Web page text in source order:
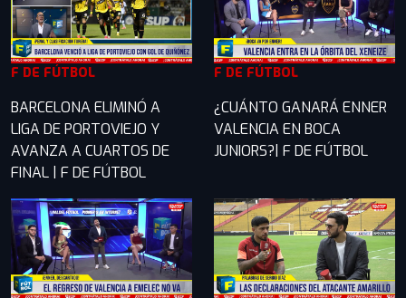
F DE FÚTBOL
BARCELONA ELIMINÓ A
LIGA DE PORTOVIEJO Y
AVANZA A CUARTOS DE
FINAL | F DE FÚTBOL
F DE FÚTBOL
¿CUÁNTO GANARÁ ENNER
VALENCIA EN BOCA
JUNIORS?| F DE FÚTBOL